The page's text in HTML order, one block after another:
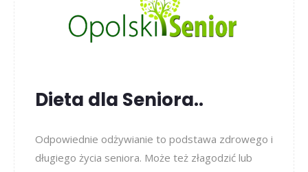
Dieta dla Seniora..
Odpowiednie odżywianie to podstawa zdrowego i
długiego życia seniora. Może też złagodzić lub